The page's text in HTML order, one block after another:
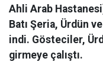
Ahli Arab
Batı Şeria, Ürdün
indi. Gösteciler,
girmeye çalıştı.